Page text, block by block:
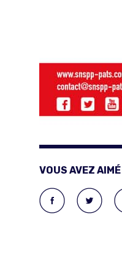
VOUS AVEZ